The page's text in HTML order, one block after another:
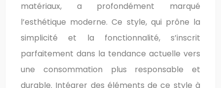
matériaux, a profondément marqué
l’esthétique moderne. Ce style, qui prône la
simplicité et la fonctionnalité, s’inscrit
parfaitement dans la tendance actuelle vers
une consommation plus responsable et
durable. Intégrer des éléments de ce style à